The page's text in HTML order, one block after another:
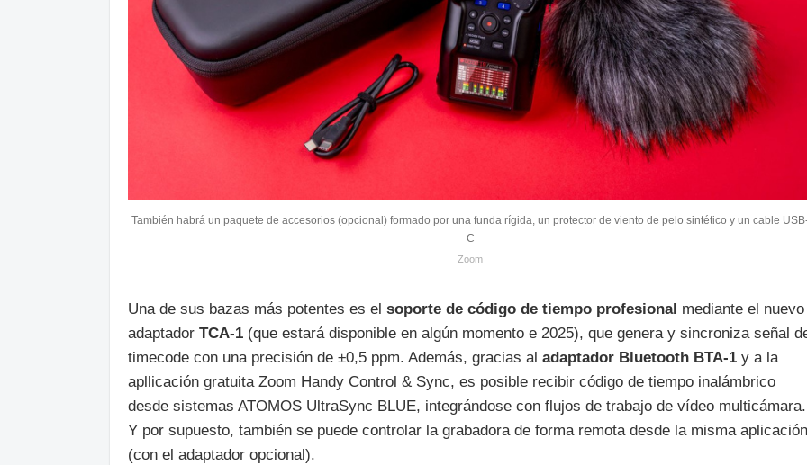
También habrá un paquete de accesorios (opcional) formado por una funda rígida, un protector de viento de pelo sintético y un cable
C
Zoom
Una de sus bazas más potentes es el soporte de código de tiempo profesional mediante el nuevo
adaptador TCA‑1 (que estará disponible en algún momento e 2025), que genera y sincroniza señal
timecode con una precisión de ±0,5 ppm. Además, gracias al adaptador Bluetooth BTA‑1 y a la
apllicación gratuita Zoom Handy Control & Sync, es posible recibir código de tiempo inalámbrico
desde sistemas ATOMOS UltraSync BLUE, integrándose con flujos de trabajo de vídeo multicámara.
Y por supuesto, también se puede controlar la grabadora de forma remota desde la misma aplicación
(con el adaptador opcional).